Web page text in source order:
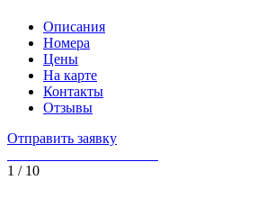
Описания
Номера
Цены
На карте
Контакты
Отзывы
Отправить заявку
1 / 10